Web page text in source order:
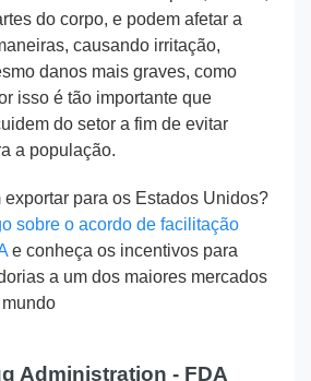
do corpo, e podem afetar a
causando irritação,
danos mais graves, como
isso é tão importante que
do setor a fim de evitar
a população.
exportar para os Estados Unidos?
sobre o acordo de facilitação
e conheça os incentivos para
a um dos maiores mercados
Administration - FDA